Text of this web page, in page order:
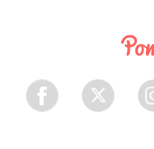
Facebook Twitter